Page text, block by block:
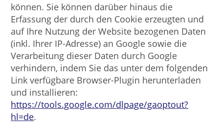
können. Sie können darüber hinaus die
Erfassung der durch den Cookie erzeugten und
auf Ihre Nutzung der Website bezogenen Daten
(inkl. Ihrer IP-Adresse) an Google sowie die
Verarbeitung dieser Daten durch Google
verhindern, indem Sie das unter dem folgenden
Link verfügbare Browser-Plugin herunterladen
und installieren:
https://tools.google.com/dlpage/gaoptout?
hl=de.